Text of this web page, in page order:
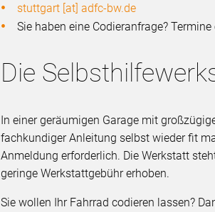
stuttgart [at] adfc-bw.de
Sie haben eine Codieranfrage?
Die
In einer geräumigen Garage mit
fachkundiger Anleitung selbst wieder fit
Anmeldung erforderlich. Die Werkstatt
geringe Werkstattgebühr erhoben.
Sie wollen Ihr Fahrrad codieren lassen?